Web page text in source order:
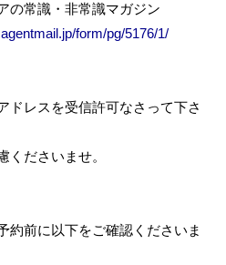
の常識・非常識マガジン
form/pg/5176/1/
ドレスを受信許可なさって下さ
ださいませ。
約前に以下をご確認くださいま